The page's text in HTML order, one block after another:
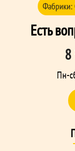
Фабрики:
Есть
Пн-